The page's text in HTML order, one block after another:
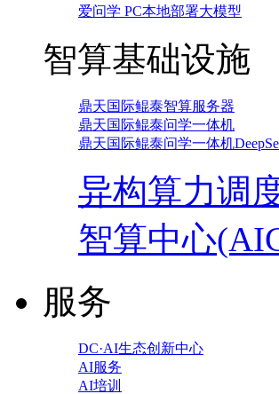
爱问学 PC本地部署大模型
智算基础设施
鼎天国际鲲泰智算服务器
鼎天国际鲲泰问学一体机
鼎天国际鲲泰问学一体机
异构算力调
智算中心
服务
DC·AI生态创新中心
AI服务
AI培训